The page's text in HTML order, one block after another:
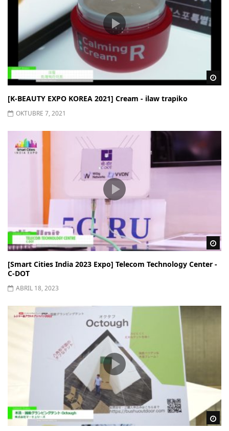
[K-BEAUTY EXPO KOREA 2021] Cream - ilaw trapiko
OKTUBRE 7, 2021
[Smart Cities India 2023 Expo] Telecom Technology Center -
C-DOT
ABRIL 18, 2023